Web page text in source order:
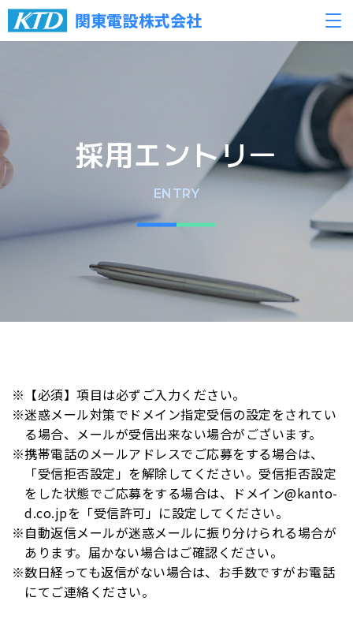
関東電設株式会社
採用エントリー
ENTRY
【必須】項目は必ずご入力ください。
迷惑メール対策でドメイン指定受信の設定をされてい
る場合、メールが受信出来ない場合がございます。
携帯電話のメールアドレスでご応募をする場合は、
「受信拒否設定」を解除してください。受信拒否設定
をした状態でご応募をする場合は、ドメイン@kanto-
d.co.jpを「受信許可」に設定してください。
自動返信メールが迷惑メールに振り分けられる場合が
あります。届かない場合はご確認ください。
数日経っても返信がない場合は、お手数ですがお電話
にてご連絡ください。